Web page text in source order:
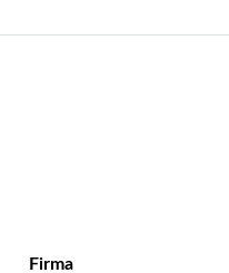
Firma